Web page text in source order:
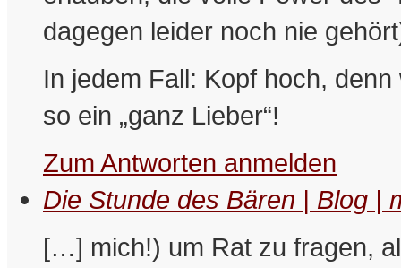
dagegen leider noch nie
In jedem Fall: Kopf hoch,
so ein „ganz Lieber“!
Zum Antworten anmelden
Die Stunde des Bären | Blog |
[…] mich!) um Rat zu fragen,